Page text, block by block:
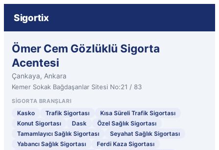
Sigortix
Ömer Cem Gözlüklü Sigorta
Acentesi
Çankaya, Ankara
Kemer Sokak Bağdaşanlar Sitesi No:21 / 83
SIGORTA BRANŞLARI
Kasko Trafik Sigortası
Kısa Süreli Trafik Sigortası
Konut Sigortası
Dask
Özel Sağlık Sigortası
Tamamlayıcı Sağlık Sigortası
Seyahat Sağlık Sigortası
Yabancı Sağlık Sigortası
Ferdi Kaza Sigortası